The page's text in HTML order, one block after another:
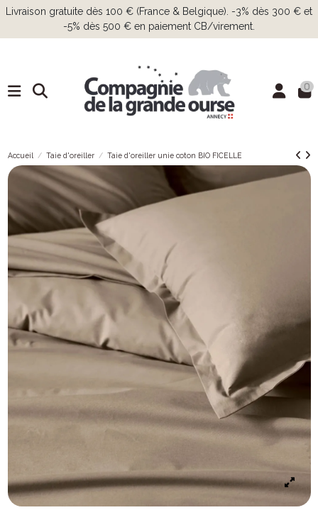
Livraison gratuite dès 100 € (France & Belgique). -3% dès 300 € et
-5% dès 500 € en paiement CB/virement.
0
Accueil Taie d'oreiller Taie d'oreiller unie coton BIO FICELLE